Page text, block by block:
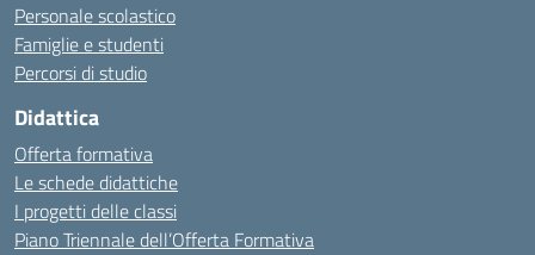
Personale scolastico
Famiglie e studenti
Percorsi di studio
Didattica
Offerta formativa
Le schede didattiche
I progetti delle classi
Piano Triennale dell’Offerta Formativa